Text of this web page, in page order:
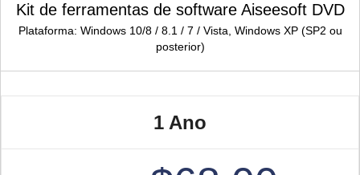
Kit de ferramentas de software Aiseesoft DVD
Plataforma: Windows 10/8 / 8.1 / 7 / Vista, Windows XP (SP2 ou
posterior)
1 Ano